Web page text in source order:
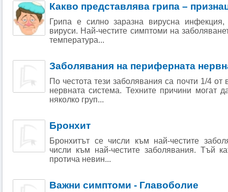
Какво представлява грипа –
Грипа е силно заразна вирусна инфекция,
вируси. Най-честите симптоми на
температура...
Заболявания на периферната
По честота тези заболявания са почти 1/4 от
нервната система. Техните причини могат
няколко груп...
Бронхит
Бронхитът се числи към най-честите
числи към най-честите заболявания. Тъй
протича невин...
Важни симптоми - Главоболие